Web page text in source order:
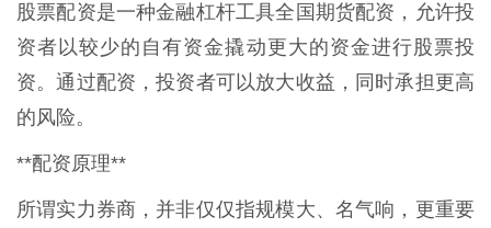
股票配资是一种金融杠杆工具全国期货配资，允许投
资者以较少的自有资金撬动更大的资金进行股票投
资。通过配资，投资者可以放大收益，同时承担更高
的风险。
**配资原理**
所谓实力券商，并非仅仅指规模大、名气响，更重要